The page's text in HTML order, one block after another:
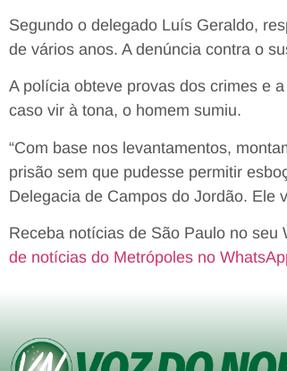
Segundo o delegado Luís Geraldo,
de vários anos. A denúncia contra o
A polícia obteve provas dos crimes e a
caso vir à tona, o homem sumiu.
“Com base nos levantamentos,
prisão sem que pudesse permitir
Delegacia de Campos do Jordão. Ele
Receba notícias de São Paulo no
de notícias do Metrópoles no